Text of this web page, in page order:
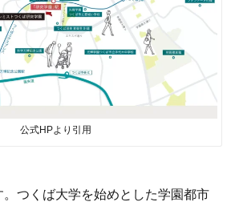
公式HPより引用
つくば大学を始めとした学園都市